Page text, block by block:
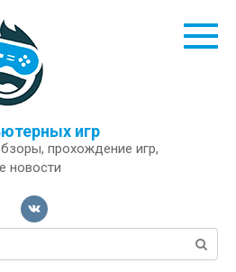
игр
прохождение игр,
новости